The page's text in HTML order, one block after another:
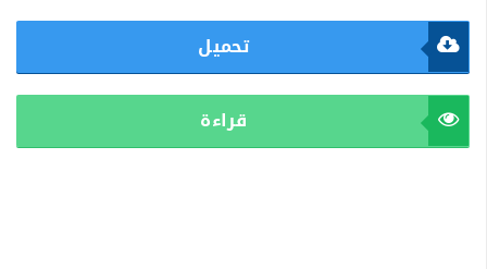
تحميل
قراءة